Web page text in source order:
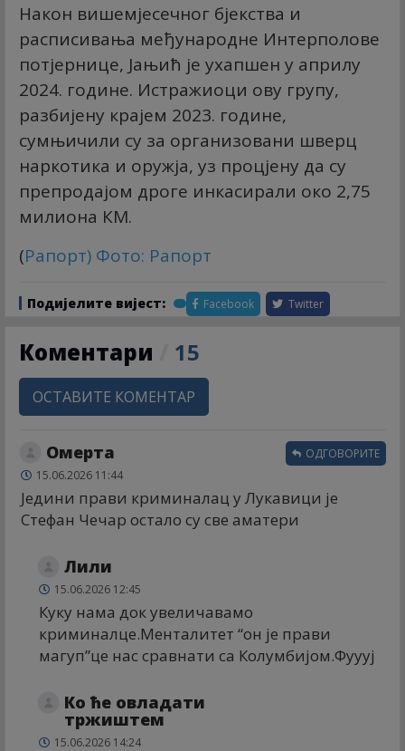
Након вишемјесечног бјекства и
расписивања међународне Интерполове
потјернице, Јањић је ухапшен у априлу
2024. године. Истражиоци ову групу,
разбијену крајем 2023. године,
сумњичили су за организовани шверц
наркотика и оружја, уз процјену да су
препродајом дроге инкасирали око 2,75
милиона КМ.
(Рапорт) Фото: Рапорт
Подијелите вијест: Facebook Twitter
Коментари 15
ОСТАВИТЕ КОМЕНТАР
Омерта
15.06.2026 11:44
Једини прави криминалац у Лукавици је
Стефан Чечар остало су све аматери
ОДГОВОРИТЕ
Лили
15.06.2026 12:45
Куку нама док увеличавамо
криминалце.Менталитет “он је прави
магуп”це нас сравнати са Колумбијом.Фуууј
Ко ће овладати
тржиштем
15.06.2026 14:24